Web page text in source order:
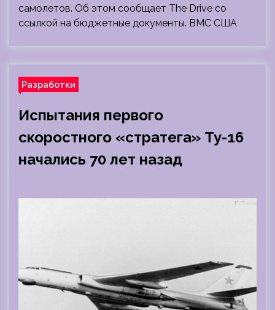
самолетов. Об этом сообщает The Drive со
ссылкой на бюджетные документы. ВМС США
Разработки
Испытания первого
скоростного «стратега» Ту-16
начались 70 лет назад